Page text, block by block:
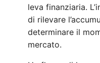
leva finanziaria.
di rilevare
determinare il
mercato.